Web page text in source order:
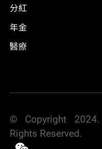
分紅
年金
醫療
© Copyright 2024.
Rights Reserved.